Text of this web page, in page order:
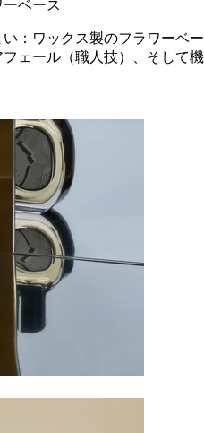
ベース
：ワックス製のフラワーベー
ェール（職人技）、そして機